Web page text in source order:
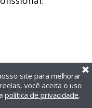
direitos reservados.
privacidade
site para melhorar
você aceita o uso
política de privacidade.